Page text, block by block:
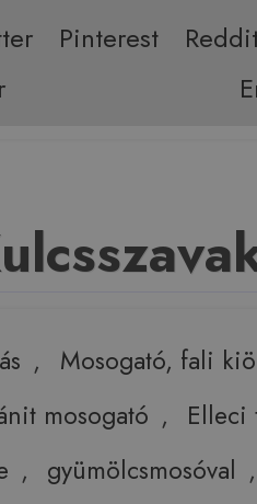
Pinterest
,
Mosogató, fali
mosogató ,
Elleci
, gyümölcsmosóval ,